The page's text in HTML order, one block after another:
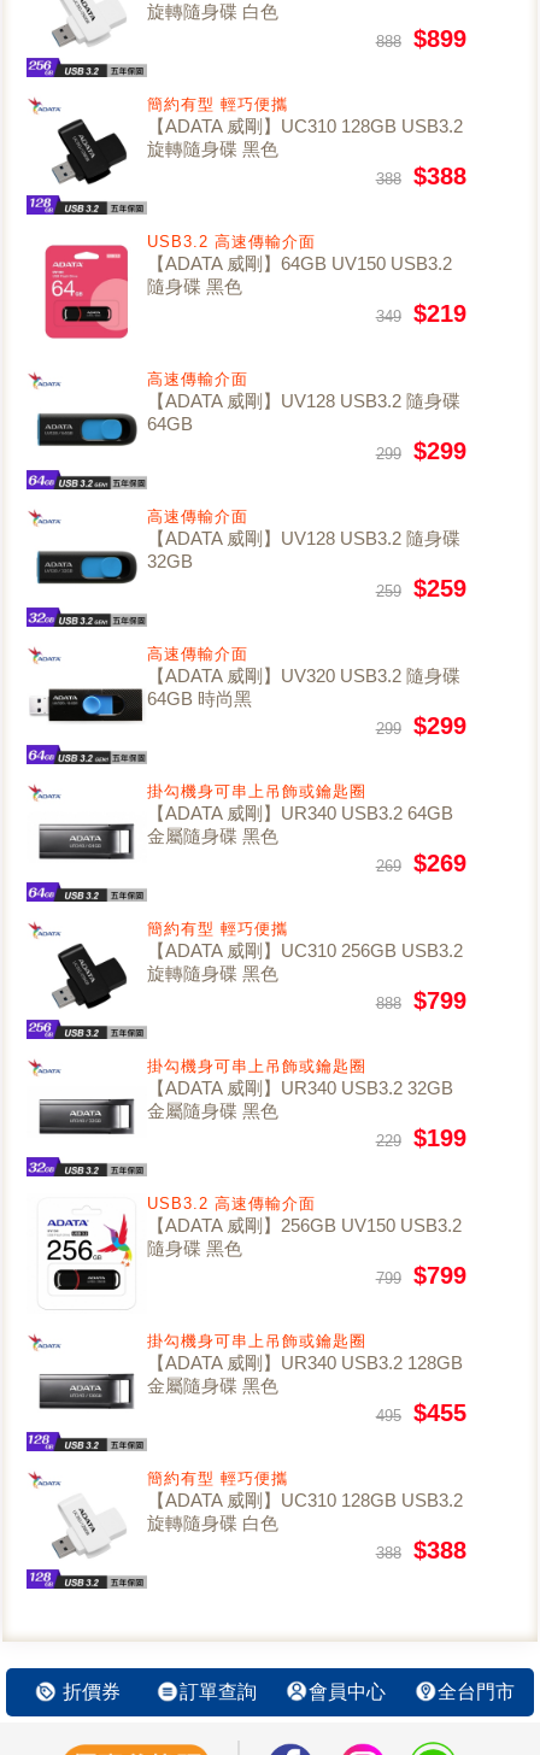
旋轉隨身碟 白色
888 $899
簡約有型 輕巧便攜
【ADATA 威剛】UC310 128GB USB3.2
旋轉隨身碟 黑色
388 $388
USB3.2 高速傳輸介面
【ADATA 威剛】64GB UV150 USB3.2
隨身碟 黑色
349 $219
高速傳輸介面
【ADATA 威剛】UV128 USB3.2 隨身碟
64GB
299 $299
高速傳輸介面
【ADATA 威剛】UV128 USB3.2 隨身碟
32GB
259 $259
高速傳輸介面
【ADATA 威剛】UV320 USB3.2 隨身碟
64GB 時尚黑
299 $299
掛勾機身可串上吊飾或鑰匙圈
【ADATA 威剛】UR340 USB3.2 64GB
金屬隨身碟 黑色
269 $269
簡約有型 輕巧便攜
【ADATA 威剛】UC310 256GB USB3.2
旋轉隨身碟 黑色
888 $799
掛勾機身可串上吊飾或鑰匙圈
【ADATA 威剛】UR340 USB3.2 32GB
金屬隨身碟 黑色
229 $199
USB3.2 高速傳輸介面
【ADATA 威剛】256GB UV150 USB3.2
隨身碟 黑色
799 $799
掛勾機身可串上吊飾或鑰匙圈
【ADATA 威剛】UR340 USB3.2 128GB
金屬隨身碟 黑色
495 $455
簡約有型 輕巧便攜
【ADATA 威剛】UC310 128GB USB3.2
旋轉隨身碟 白色
388 $388
折價券 訂單查詢 會員中心 全台門市